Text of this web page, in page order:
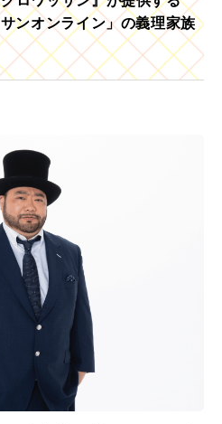
ンオンライン」の義理家族